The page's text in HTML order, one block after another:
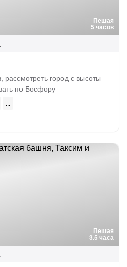
Пешая
5 часов
рассмотреть город с высоты
по Босфору
Пешая
3.5 часа